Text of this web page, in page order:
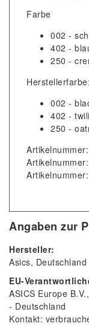
Farbe
002 -
402 -
250 -
Herstellerfarbe:
002 -
402 -
250 -
Angaben zur
Hersteller:
Asics Deutschland
EU-
ASICS Europe B.V.
Deutschland
Kontakt: